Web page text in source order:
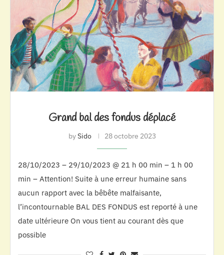
Grand bal des fondus déplacé
bySido 28 octobre 2023
28/10/2023 – 29/10/2023 @ 21 h 00 min – 1 h 00
min – Attention! Suite à une erreur humaine sans
aucun rapport avec la bêbête malfaisante,
l’incontournable BAL DES FONDUS est reporté à une
date ultérieure On vous tient au courant dès que
possible